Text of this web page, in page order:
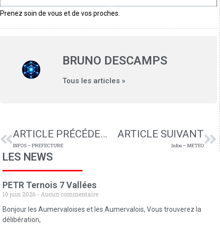
Prenez soin de vous et de vos proches.
BRUNO DESCAMPS
Tous les articles »
ARTICLE PRÉCÉDENT
INFOS – PREFECTURE
ARTICLE SUIVANT
Infos – METEO
LES NEWS
PETR Ternois 7 Vallées
10 juin 2026
Aucun commentaire
Bonjour les Aumervaloises et les Aumervalois, Vous trouverez la
délibération,